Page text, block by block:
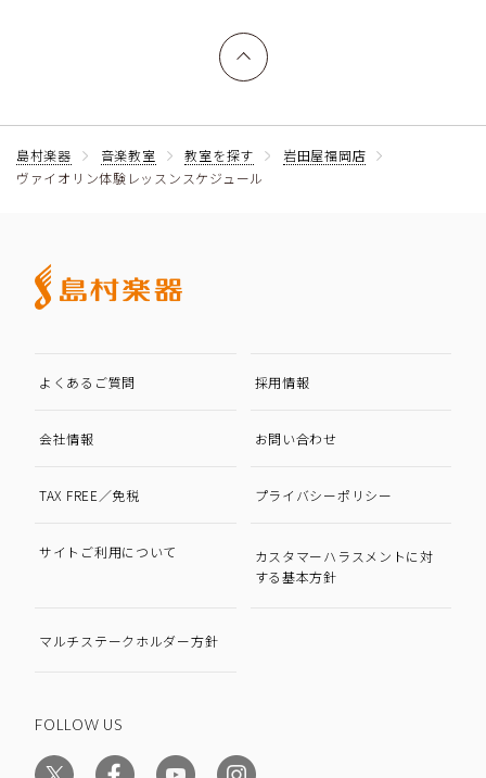
上へ戻る
島村楽器 音楽教室 教室を探す
岩田屋福岡店
ヴァイオリン体験レッスンスケジュール
よくあるご質問 採用情報
会社情報 お問い合わせ
TAX FREE／免税 プライバシーポリシー
サイトご利用について
カスタマーハラスメントに対
する基本方針
マルチステークホルダー方針
FOLLOW US